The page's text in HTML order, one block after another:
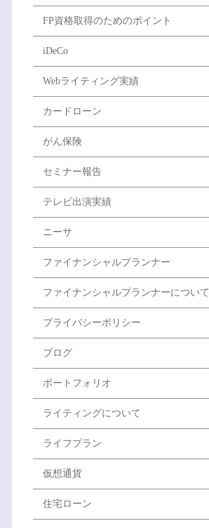
FP資格取得のためのポイント
iDeCo
Webライティング実績
カードローン
がん保険
セミナー報告
テレビ出演実績
ニーサ
ファイナンシャルプランナー
ファイナンシャルプランナーについて
プライバシーポリシー
ブログ
ポートフォリオ
ライティングについて
ライフプラン
仮想通貨
住宅ローン